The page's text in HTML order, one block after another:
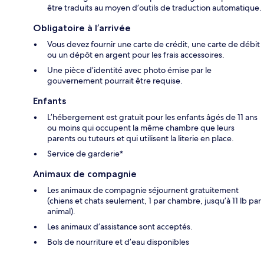
être traduits au moyen d’outils de traduction automatique.
Obligatoire à l’arrivée
Vous devez fournir une carte de crédit, une carte de débit
ou un dépôt en argent pour les frais accessoires.
Une pièce d’identité avec photo émise par le
gouvernement pourrait être requise.
Enfants
L’hébergement est gratuit pour les enfants âgés de 11 ans
ou moins qui occupent la même chambre que leurs
parents ou tuteurs et qui utilisent la literie en place.
Service de garderie*
Animaux de compagnie
Les animaux de compagnie séjournent gratuitement
(chiens et chats seulement, 1 par chambre, jusqu’à 11 lb par
animal).
Les animaux d’assistance sont acceptés.
Bols de nourriture et d’eau disponibles